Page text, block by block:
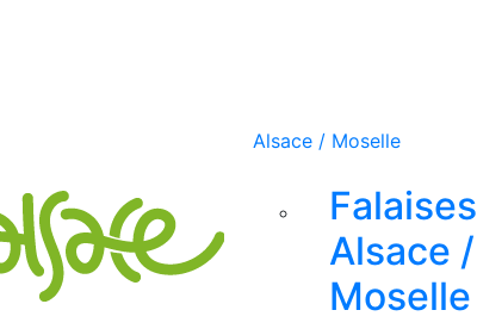
Alsace / Moselle
Falaises
Alsace /
Moselle